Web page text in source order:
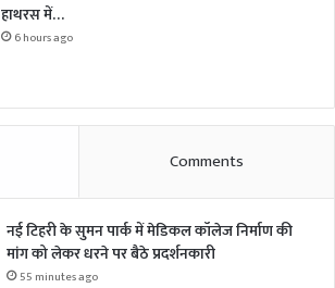
हाथरस में…
6 hours ago
Comments
नई टिहरी के सुमन पार्क में मेडिकल कॉलेज निर्माण की
मांग को लेकर धरने पर बैठे प्रदर्शनकारी
55 minutes ago